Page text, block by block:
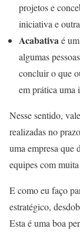
projetos e
iniciativa e
Acabativa é
algumas
concluir o que
em prática uma
Nesse sentido,
realizadas no
uma empresa que
equipes com
E como eu faço
estratégico,
Esta é uma boa